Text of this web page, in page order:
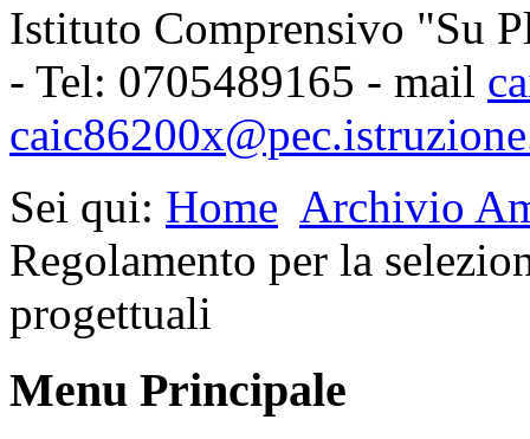
Istituto Comprensivo "Su
- Tel: 0705489165 - mail
Sei qui: Home Archivio
Regolamento per la
progettuali
Menu Principale